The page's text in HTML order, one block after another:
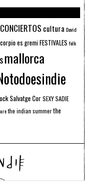
CONCIERTOS cultura David
es gremiFESTIVALES folk
mallorca
Salvatge CorSEXY SADIE
the indian summerthe